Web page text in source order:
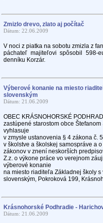
Zmizlo drevo, zlato aj počítač
Dátum: 22.06.2009
V noci z piatka na sobotu zmizla z
páchateľ majiteľovi spôsobil 598-
denníku Korzár.
Výberové konanie na miesto
slovenským
Dátum: 21.06.2009
OBEC KRÁSNOHORSKÉ
zastúpené starostom obce Štefanom
vyhlasuje
v zmysle ustanovenia § 4 zákona č.
v školstve a školskej samospráve a
zákonov v znení neskorších
Z.z. o výkone práce vo verejnom
výberové konanie
na miesto riaditeľa Základnej školy s
slovenským, Pokroková 199,
Krásnohorské Podhradie -
Dátum: 21.06.2009